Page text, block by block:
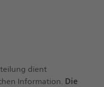
Browser Tab
dient
Information. Die